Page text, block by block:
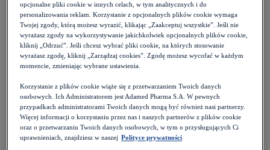
Artykuły
Newsy
Wytyczne
Wykłady
Case studies
Moje Zdrowie
Opieka koordynowana
Konferencje
Podcasty
Kalkulatory
Rezydenci
Więcej>
opcjonalne pliki cookie w innych celach, w tym analitycznych i do
personalizowania reklam. Korzystanie z opcjonalnych plików cookie wymaga
Twojej zgody, którą możesz wyrazić, klikając „Zaakceptuj wszystkie”. Jeśli nie
wyrażasz zgody na wykorzystywanie jakichkolwiek opcjonalnych plików cookie,
kliknij „Odrzuć”. Jeśli chcesz wybrać pliki cookie, na których stosowanie
wyrażasz zgodę, kliknij „Zarządzaj cookies”. Zgodę możesz wycofać w każdym
momencie, zmieniając wybrane ustawienia.
Korzystanie z plików cookie wiąże się z przetwarzaniem Twoich danych
osobowych. Ich Administratorem jest Adamed Pharma S.A. W pewnych
przypadkach administratorami Twoich danych mogą być również nasi partnerzy.
Więcej informacji o korzystaniu przez nas i naszych partnerów z plików cookie
oraz o przetwarzaniu Twoich danych osobowych, w tym o przysługujących Ci
uprawnieniach, znajdziesz w naszej Polityce prywatności